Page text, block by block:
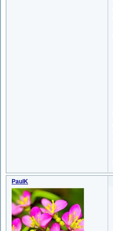
PaulK